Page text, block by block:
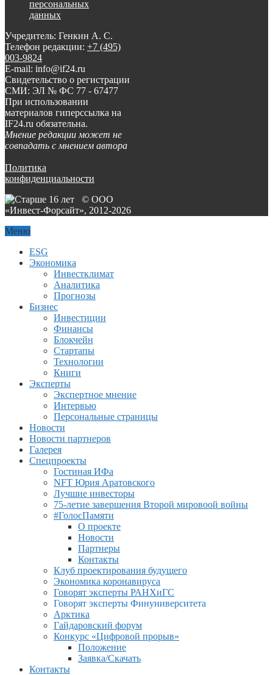
персональных
данных
Учредитель: Генкин А. С.
Телефон редакции: +7 (495)
003-9824
E-mail: info@if24.ru
Свидетельство о регистрации
СМИ: ЭЛ № ФС 77 - 67477
При использовании
материалов гиперссылка на
IF24.ru обязательна.
Мнение редакции может не
совпадать с мнением автора
Политика
конфиденциальности
© ООО
«Инвест-Форсайт», 2012-2026
Меню
ESG
Экономика
Инвестклимат
Аналитика
Прогнозы
Бизнес
Инвестиции
Финансы
Блокчейн
Стартапы
Технологии
Книги
Эксперты
Экспертное мнение
Интервью
Персональные страницы
Новости
Новости партнеров
Галерея
Спецпроекты
Гостиная ИФа
NFT Юрия Аратовского
Лучшие инвесторы
75-летие завершения Второй мировоой войны
#ГолосПамяти
О проекте
Новости
Партнеры
Контакты
Клуб проектирования будущего
Экономика коронавируса
Говорят эксперты РАНХиГС
Говорят эксперты Финуниверситета
Арктика
Гайдаровский форум
Конкурс «Цифровой прорыв»
Положение
Заявка/Скачать
Контакты